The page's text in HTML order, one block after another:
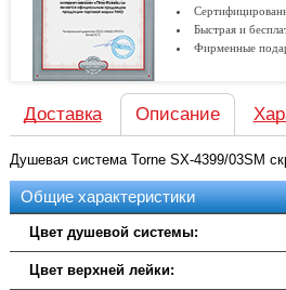
Быстрая и
Фирменные
Доставка Описание
Душевая система Torne SX-4399/03SM
Общие характеристики
Цвет душевой системы:
Цвет верхней лейки: